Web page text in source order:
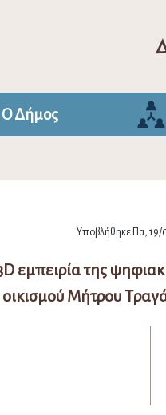
Ο Δήμος
Υποβλήθηκε Πα, 19/
εμπειρία της
οικισμού Μήτρου